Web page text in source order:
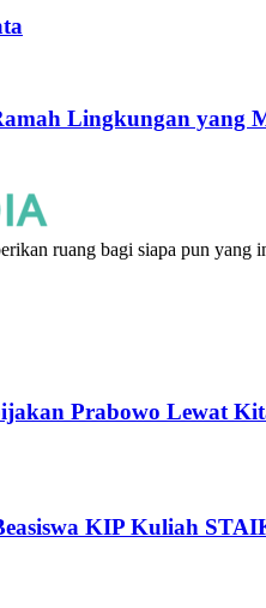
Lingkungan yang
ruang bagi siapa pun
Prabowo Lewat
KIP Kuliah